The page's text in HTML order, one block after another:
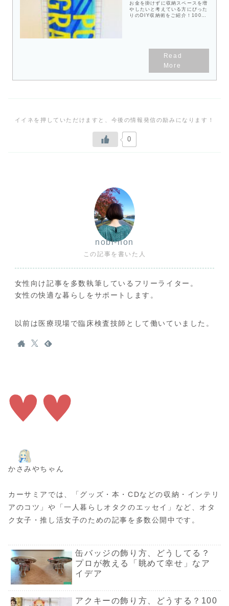
お金を掛けずに収納スペースを増
やしたいと考えている方にぴった
りのDIY収納術をご紹介！100均
0
nobi-non
この記事を書いた人
女性向け記事を多数執筆しているフリーライター。
女性の快適な暮らしをサポートします。
以前は医療現場で臨床検査技師として働いていました。
かさみやちゃん
カーサミアでは、「グッズ・本・CDなどの収納・インテリ
アのコツ」や「一人暮らしオタクのエッセイ」など、オタ
ク女子・推し活女子のための記事を多数公開中です。
缶バッジの飾り方、どうしてる？
プロが教える「眺めて幸せ」なア
イデア
アクキーの飾り方、どうする？100